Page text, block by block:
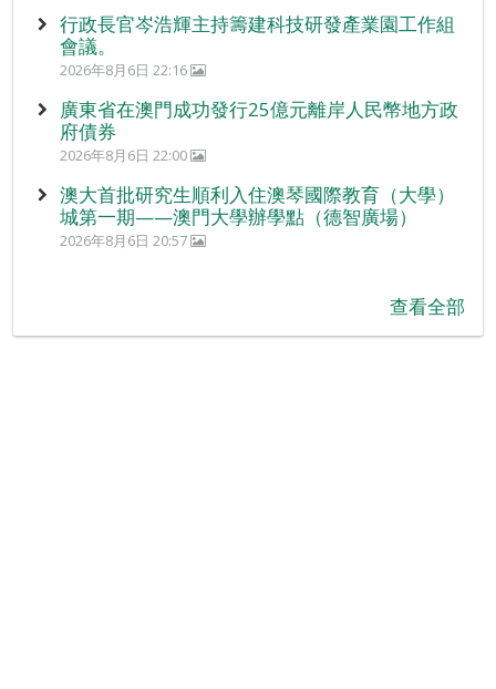
行政長官岑浩輝主持籌建科技研發產業園工作組
會議。
2026年8月6日 22:16
廣東省在澳門成功發行25億元離岸人民幣地方政
府債券
2026年8月6日 22:00
澳大首批研究生順利入住澳琴國際教育（大學）
城第一期——澳門大學辦學點（德智廣場）
2026年8月6日 20:57
查看全部